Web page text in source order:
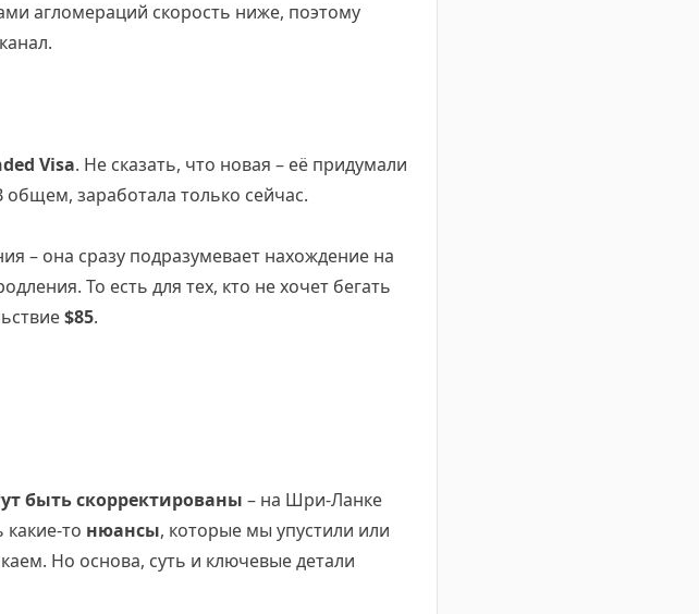
агломераций скорость ниже, поэтому
Visa. Не сказать, что новая – её придумали
заработала только сейчас.
– она сразу подразумевает нахождение на
То есть для тех, кто не хочет бегать
$85.
быть скорректированы – на Шри-Ланке
какие-то нюансы, которые мы упустили или
Но основа, суть и ключевые детали